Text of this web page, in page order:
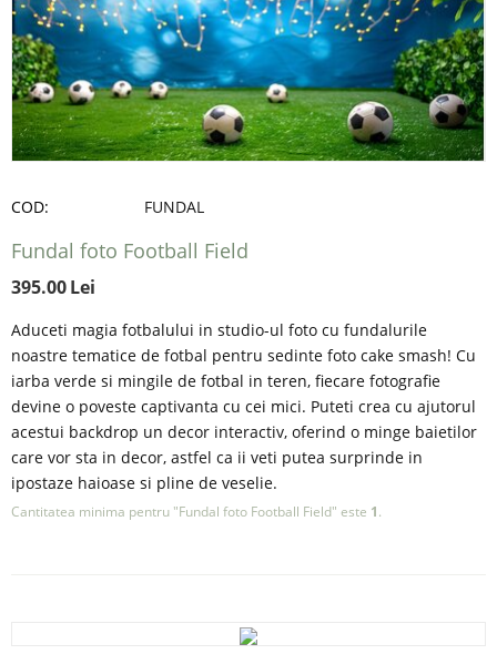
COD: FUNDAL
Fundal foto Football Field
395.00Lei
Aduceti magia fotbalului in studio-ul foto cu fundalurile
noastre tematice de fotbal pentru sedinte foto cake smash! Cu
iarba verde si mingile de fotbal in teren, fiecare fotografie
devine o poveste captivanta cu cei mici. Puteti crea cu ajutorul
acestui backdrop un decor interactiv, oferind o minge baietilor
care vor sta in decor, astfel ca ii veti putea surprinde in
ipostaze haioase si pline de veselie.
Cantitatea minima pentru "Fundal foto Football Field" este 1.